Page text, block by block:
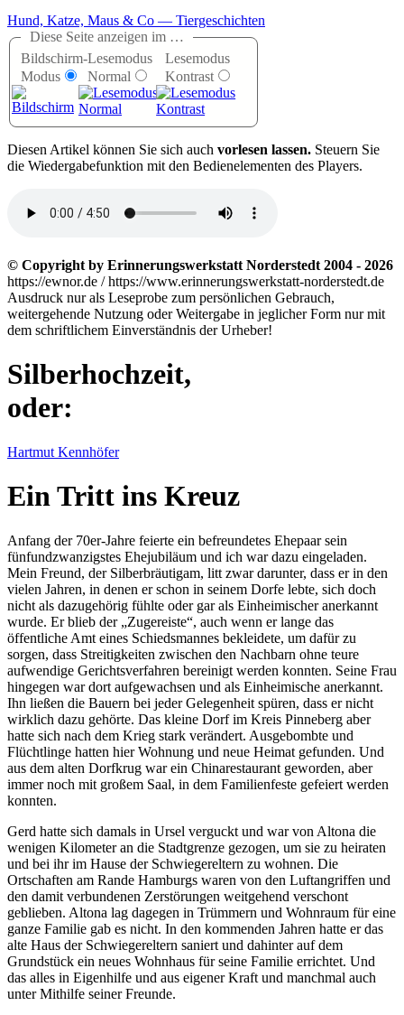
Hund, Katze, Maus & Co — Tiergeschichten
Diese Seite anzeigen im …
Bildschirm-
Modus
Lesemodus
Normal
Lesemodus
Kontrast
Diesen Artikel können Sie sich auch vorlesen lassen. Steuern Sie
die Wiedergabefunktion mit den Bedienelementen des Players.
© Copyright by Erinnerungswerkstatt Norderstedt 2004 - 2026
https://ewnor.de / https://www.erinnerungswerkstatt-norderstedt.de
Ausdruck nur als Leseprobe zum persönlichen Gebrauch,
weitergehende Nutzung oder Weitergabe in jeglicher Form nur mit
dem schriftlichem Einverständnis der Urheber!
Silberhochzeit,
oder:
Hartmut Kennhöfer
Ein Tritt ins Kreuz
Anfang der 70er-Jahre feierte ein befreundetes Ehepaar sein
fünfundzwanzigstes Ehejubiläum und ich war dazu eingeladen.
Mein Freund, der Silberbräutigam, litt zwar darunter, dass er in den
vielen Jahren, in denen er schon in seinem Dorfe lebte, sich doch
nicht als dazugehörig fühlte oder gar als Einheimischer anerkannt
wurde. Er blieb der
Zugereiste , auch wenn er lange das
öffentliche Amt eines Schiedsmannes bekleidete, um dafür zu
sorgen, dass Streitigkeiten zwischen den Nachbarn ohne teure
aufwendige Gerichtsverfahren bereinigt werden konnten. Seine Frau
hingegen war dort aufgewachsen und als Einheimische anerkannt.
Ihn ließen die Bauern bei jeder Gelegenheit spüren, dass er nicht
wirklich dazu gehörte. Das kleine Dorf im Kreis Pinneberg aber
hatte sich nach dem Krieg stark verändert. Ausgebombte und
Flüchtlinge hatten hier Wohnung und neue Heimat gefunden. Und
aus dem alten Dorfkrug war ein Chinarestaurant geworden, aber
immer noch mit großem Saal, in dem Familienfeste gefeiert werden
konnten.
Gerd hatte sich damals in Ursel verguckt und war von Altona die
wenigen Kilometer an die Stadtgrenze gezogen, um sie zu heiraten
und bei ihr im Hause der Schwiegereltern zu wohnen. Die
Ortschaften am Rande Hamburgs waren von den Luftangriffen und
den damit verbundenen Zerstörungen weitgehend verschont
geblieben. Altona lag dagegen in Trümmern und Wohnraum für eine
ganze Familie gab es nicht. In den kommenden Jahren hatte er das
alte Haus der Schwiegereltern saniert und dahinter auf dem
Grundstück ein neues Wohnhaus für seine Familie errichtet. Und
das alles in Eigenhilfe und aus eigener Kraft und manchmal auch
unter Mithilfe seiner Freunde.